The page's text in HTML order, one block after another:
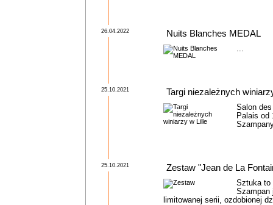
26.04.2022 Nuits Blanches MEDAL
...
25.10.2021 Targi niezależnych
Salon
Palais od
25.10.2021 Zestaw "Jean de La
Sztuka to
Szampan
limitowanej serii, ozdobionej